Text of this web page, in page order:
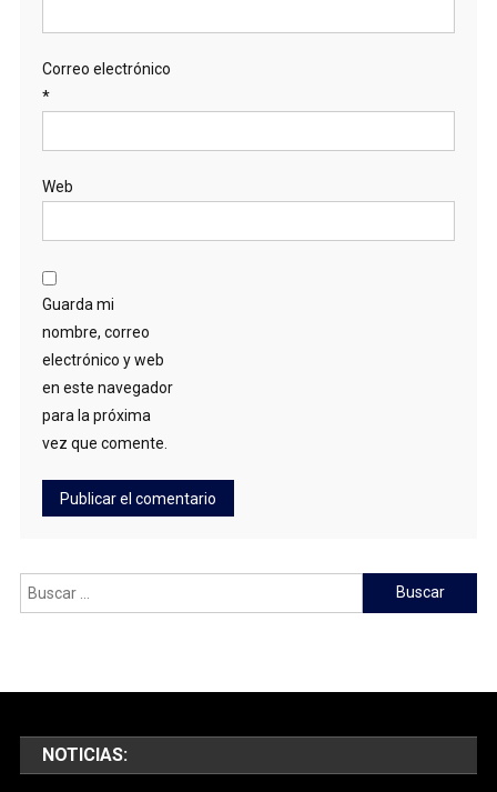
Correo electrónico
*
Web
Guarda mi
nombre, correo
electrónico y web
en este navegador
para la próxima
vez que comente.
Buscar:
NOTICIAS: